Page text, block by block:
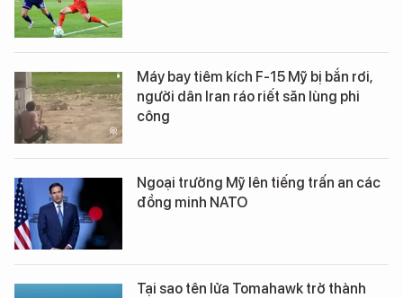
Máy bay tiêm kích F-15 Mỹ bị bắn rơi,
người dân Iran ráo riết săn lùng phi
công
Ngoại trưởng Mỹ lên tiếng trấn an các
đồng minh NATO
Tại sao tên lửa Tomahawk trở thành